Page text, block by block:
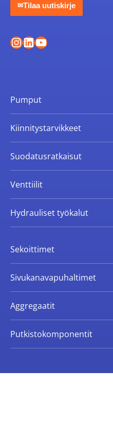
✉Tilaa uutiskirje
Instagram
LinkedIn
YouTube
Pumput
Kiinnitystarvikkeet
Suodatusratkaisut
Venttiilit
Hydrauliset työkalut
Sekoittimet
Sivukanavapuhaltimet
Aggregaatit
Putkistokomponentit